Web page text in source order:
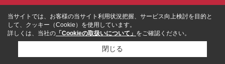
当サイトでは、お客様の当サイト利用状況把握、サービス向上検討を目的と
して、クッキー（Cookie）を使用しています。
詳しくは、当社の 「Cookieの取扱いについて」 をご確認ください。
閉じる